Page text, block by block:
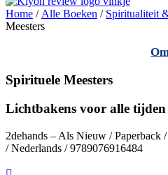
Home / Alle Boeken / Spiritualiteit
Meesters
Spirituele Meesters
Lichtbakens voor alle tijden
2dehands – Als Nieuw / Paperback
/ Nederlands / 9789076916484